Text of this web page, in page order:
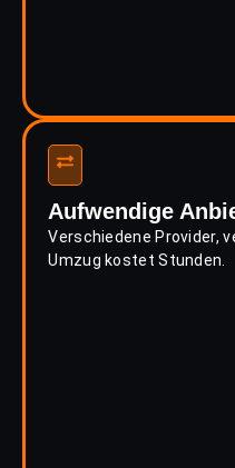
Aufwendige
Verschiedene Provider,
Umzug kostet Stunden.